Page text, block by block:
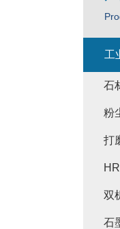
工
石
粉
打
双
石